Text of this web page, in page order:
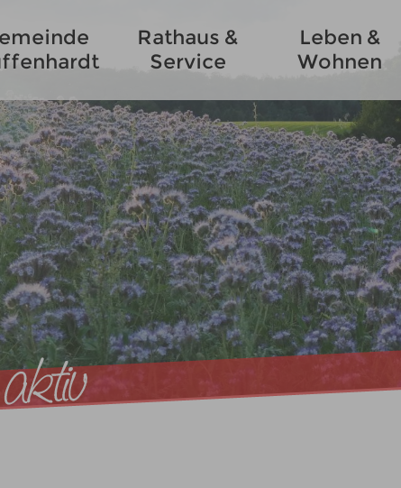
Rathaus &
Service
Leben &
Wohnen